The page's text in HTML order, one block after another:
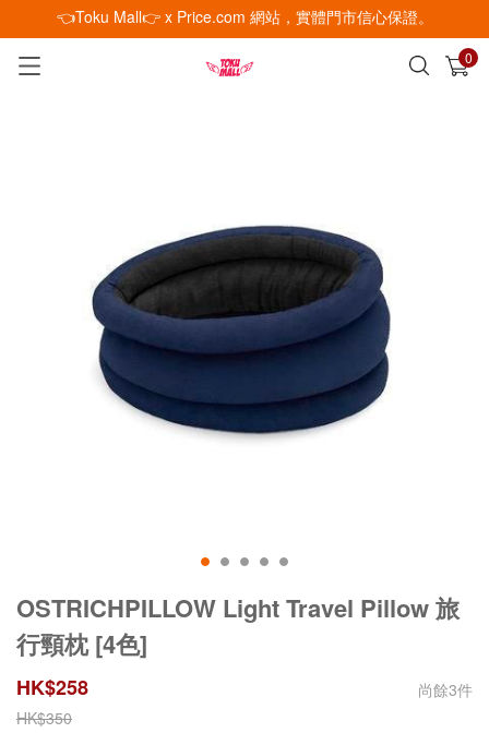
👈Toku Mall👉 x Price.com 網站，實體門市信心保證。
0
已加入購物車 查看
OSTRICHPILLOW Light Travel Pillow 旅
行頸枕 [4色]
HK$258 尚餘3件
HK$350